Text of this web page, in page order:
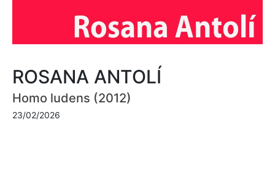
ROSANA ANTOLÍ
Homo ludens (2012)
23/02/2026